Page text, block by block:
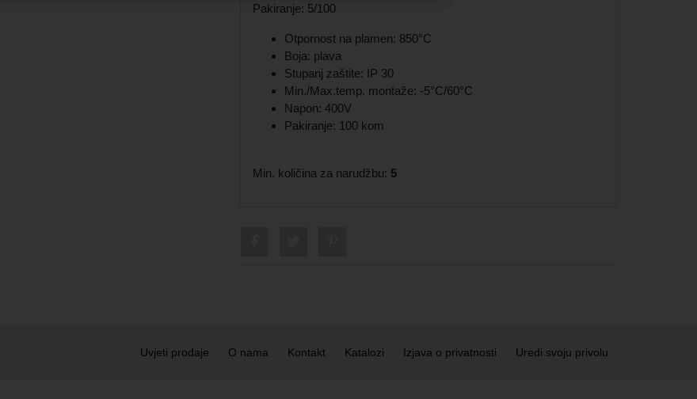
Pakiranje: 5/100
Otpornost na plamen: 850°C
Boja: plava
Stupanj zaštite: IP 30
Min./Max.temp. montaže: -5°C/60°C
Napon: 400V
Pakiranje: 100 kom
Min. količina za narudžbu: 5
Uvjeti prodaje O nama Kontakt Katalozi Izjava o privatnosti Uredi svoju privolu